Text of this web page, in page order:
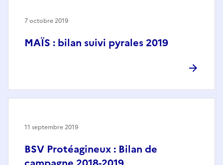
MAÏS : bilan suivi pyrales 2019
7 octobre 2019
BSV Protéagineux : Bilan de
11 septembre 2019